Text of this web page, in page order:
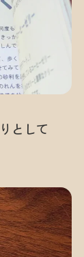
として